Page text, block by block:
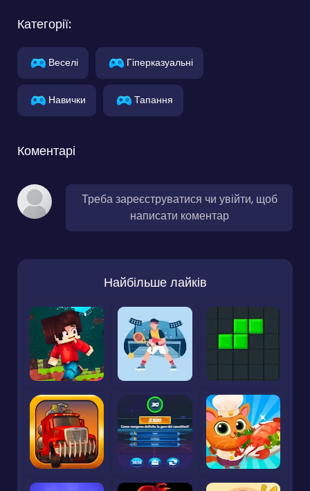
Категорії:
Веселі Гіперказуальні
Навички Тапання
Коментарі
Треба зареєструватися чи увійти, щоб
написати коментар
Найбільше лайків